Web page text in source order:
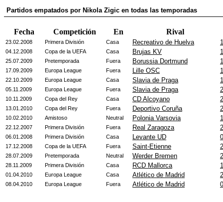
Partidos empatados por Nikola Zigic en todas las temporadas
Fecha Competición En Rival
23.02.2008 Primera División Casa Recreativo de Huelva
04.12.2008 Copa de la UEFA Casa Brujas KV
25.07.2009 Pretemporada Fuera Borussia Dortmund
17.09.2009 Europa League Fuera Lille OSC
22.10.2009 Europa League Casa Slavia de Praga
05.11.2009 Europa League Fuera Slavia de Praga
10.11.2009 Copa del Rey Casa CD Alcoyano
13.01.2010 Copa del Rey Fuera Deportivo Coruña
10.02.2010 Amistoso Neutral Polonia Varsovia
22.12.2007 Primera División Fuera Real Zaragoza
06.01.2008 Primera División Casa Levante UD
17.12.2008 Copa de la UEFA Fuera Saint-Etienne
28.07.2009 Pretemporada Neutral Werder Bremen
28.11.2009 Primera División Casa RCD Mallorca
01.04.2010 Europa League Casa Atlético de Madrid
08.04.2010 Europa League Fuera Atlético de Madrid